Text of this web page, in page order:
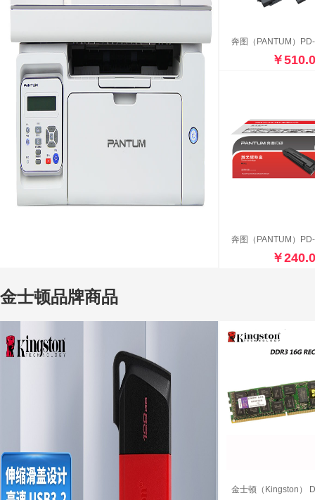
￥
￥
金士顿品牌商品